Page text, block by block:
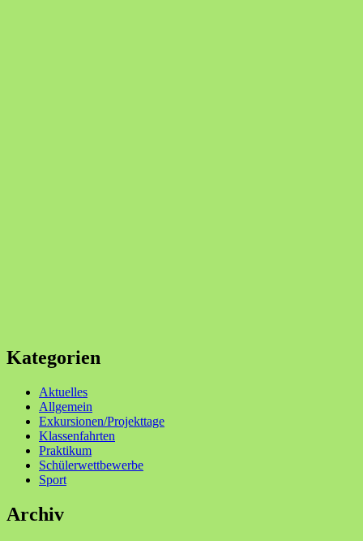
Kategorien
Aktuelles
Allgemein
Exkursionen/Projekttage
Klassenfahrten
Praktikum
Schülerwettbewerbe
Sport
Archiv